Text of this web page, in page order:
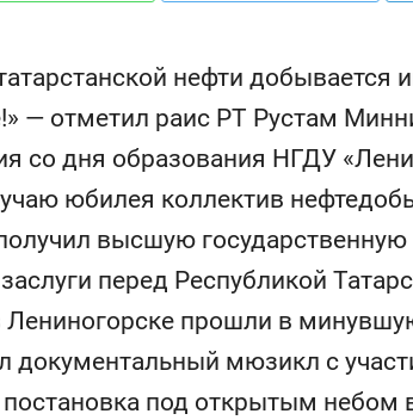
нефти добывается
— отметил раис РТ Рустам
со дня образования НГДУ
юбилея коллектив
высшую государственную
перед Республикой
прошли в
документальный мюзикл с
под открытым небом
выживания в дикой
работа
и физическим
как основа
команд
и вагон
в
«Гонка